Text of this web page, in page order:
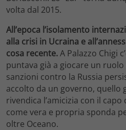
volta dal 2015.
All’epoca l’isolamento
alla crisi in Ucraina e
cosa recente.A Palazzo Chigi
puntava già a giocare un
sanzioni contro la Russia
accolto da un governo, quello
rivendica l’amicizia con il
come vera e propria sponda
oltre Oceano.